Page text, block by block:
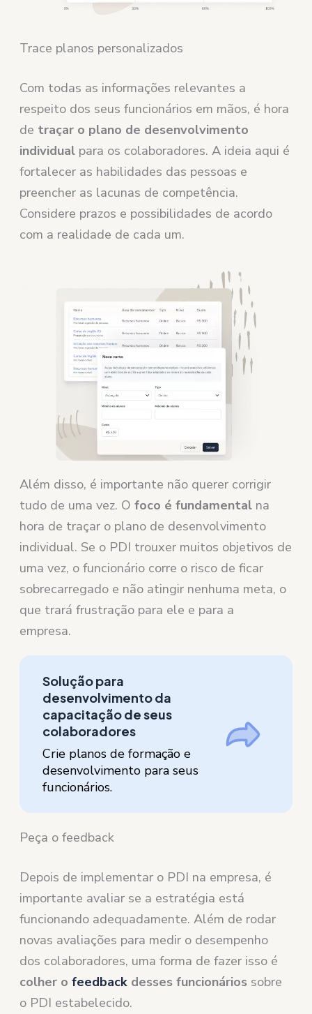
Trace planos personalizados
Com todas as informações relevantes a
respeito dos seus funcionários em mãos, é hora
de traçar o plano de desenvolvimento
individual para os colaboradores. A ideia aqui é
fortalecer as habilidades das pessoas e
preencher as lacunas de competência.
Considere prazos e possibilidades de acordo
com a realidade de cada um.
Além disso, é importante não querer corrigir
tudo de uma vez. O foco é fundamental na
hora de traçar o plano de desenvolvimento
individual. Se o PDI trouxer muitos objetivos de
uma vez, o funcionário corre o risco de ficar
sobrecarregado e não atingir nenhuma meta, o
que trará frustração para ele e para a
empresa.
Solução para
desenvolvimento da
capacitação de seus
colaboradores
Crie planos de formação e
desenvolvimento para seus
funcionários.
Peça o feedback
Depois de implementar o PDI na empresa, é
importante avaliar se a estratégia está
funcionando adequadamente. Além de rodar
novas avaliações para medir o desempenho
dos colaboradores, uma forma de fazer isso é
colher ofeedback desses funcionários sobre
o PDI estabelecido.